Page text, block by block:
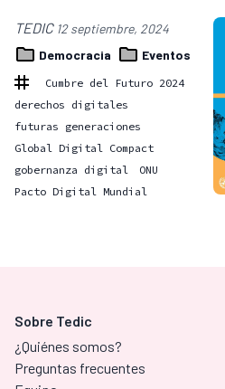
TEDIC 12 septiembre, 2024
Democracia
Eventos
Cumbre del Futuro 2024
derechos digitales
futuras generaciones
Global Digital Compact
gobernanza digital
ONU
Pacto Digital Mundial
Sobre Tedic
¿Quiénes somos?
Preguntas frecuentes